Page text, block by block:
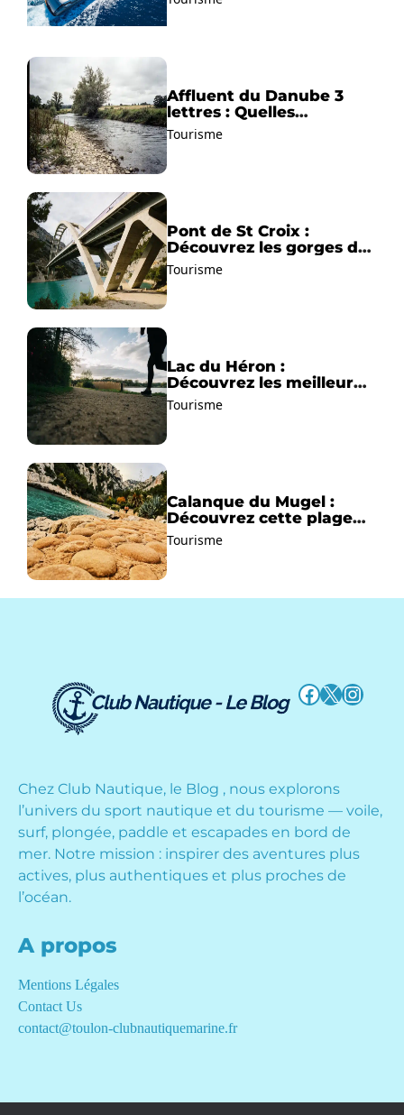
Méditerranée autrement
Affluent du Danube 3
lettres : Quelles
solutions trouver ?
Tourisme
Pont de St Croix :
Découvrez les gorges du
Verdon !
Tourisme
Lac du Héron :
Découvrez les meilleurs
sentiers de randonnée !
Tourisme
Calanque du Mugel :
Découvrez cette plage
paradisiaque à La Ciotat
!
Tourisme
Facebook
X
Chez Club Nautique, le Blog , nous explorons
l’univers du sport nautique et du tourisme — voile,
surf, plongée, paddle et escapades en bord de
mer. Notre mission : inspirer des aventures plus
actives, plus authentiques et plus proches de
l’océan.
A propos
Mentions Légales
Contact Us
contact@toulon-clubnautiquemarine.fr